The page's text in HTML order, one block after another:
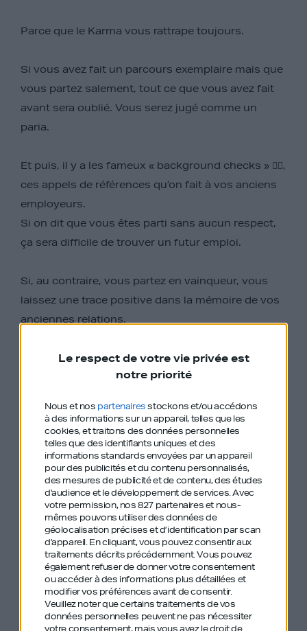
Le respect de votre vie privée est
notre priorité
Nous et nos partenairesstockons et/ou accédons
à des informations sur un appareil, telles que les
cookies, et traitons des données personnelles
telles que des identifiants uniques et des
informations standards envoyées par un appareil
pour des publicités et du contenu personnalisés,
des mesures de publicité et de contenu, des études
d'audience et le développement de services.Avec
votre permission, nos 827 partenaires et nous-
mêmes pouvons utiliser des données de
géolocalisation précises et d’identification par scan
d'appareil. En cliquant, vous pouvez consentir aux
traitements décrits précédemment. Vous pouvez
également refuser de donner votre consentement
ou accéder à des informations plus détaillées et
modifier vos préférences avant de consentir.
Veuillez noter que certains traitements de vos
données personnelles peuvent ne pas nécessiter
votre consentement, mais vous avez le droit de
Parce que le Karma vous rattrape toujours.
Si vous avez fait un parcours exemplaire mais que
vous partez salement, tout ce que vous avez fait
avant sera oublié. Vous serez jugé comme un
paria.
Et puis, il y a les fameux « background checks » 🕵️‍♀️,
ces appels de références qu’on fait à vos anciens
employeurs.
Si on dit que vous êtes parti sans aucun respect,
ça sera difficile de trouver un futur emploi.
Si, au contraire, vous partez en vainqueur, vous
laissez une trace positive dans la mémoire de vos
anciennes relations.
Souvenez vous de cette règle simple : quitter une
entreprise, c’est agrandir votre réseau.
Il ne faut jamais oublier que l’on recroise toujours
des gens avec qui on a travaillé.
Il est donc primordial de faire son maximum pour
se quitter bons amis.
Plus concrètement, voici quelques conseils que
j’ai appris en ayant été employé et employeur :
Préparez le terrain :ne faites pas un départ
surprise. Ça sera douloureux pour votre